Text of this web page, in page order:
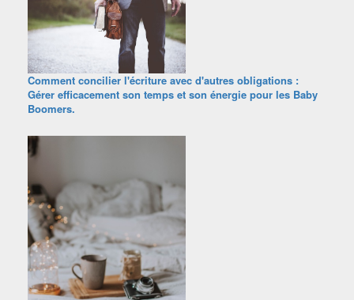
Comment concilier l'écriture avec d'autres obligations :
Gérer efficacement son temps et son énergie pour les Baby
Boomers.